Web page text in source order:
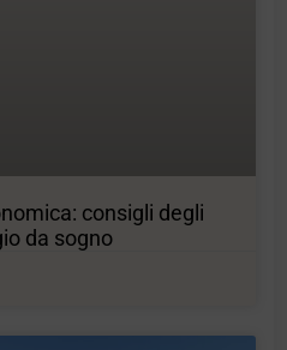
consigli degli
da sogno